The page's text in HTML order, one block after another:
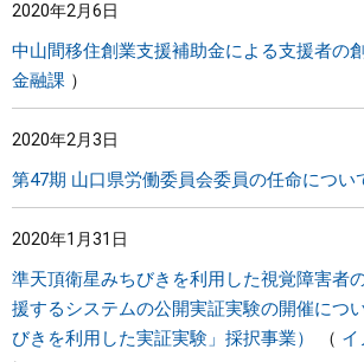
2020年2月6日
中山間移住創業支援補助金による支援者の
金融課
2020年2月3日
第47期 山口県労働委員会委員の任命につい
2020年1月31日
準天頂衛星みちびきを利用した視覚障害者
援するシステムの公開実証実験の開催につ
びきを利用した実証実験」採択事業）
イ